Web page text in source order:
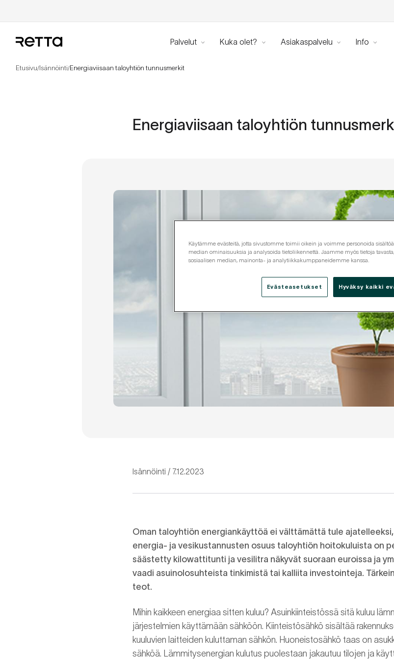
Palvelut Kuka olet? Asiakaspalvelu Info
Etusivu/Isännöinti/Energiaviisaan taloyhtiön tunnusmerkit
Energiaviisaan taloyhtiön
Isännöinti 7.12.2023
Oman taloyhtiön energiankäyttöä ei välttämättä tule
energia- ja vesikustannusten osuus taloyhtiön hoitokuluista on
säästetty kilowattitunti ja vesilitra näkyvät suoraan euroissa ja
vaadi asuinolosuhteista tinkimistä tai kalliita investointeja.
teot.
Mihin kaikkeen energiaa sitten kuluu? Asuinkiinteistössä sitä kuluu
järjestelmien käyttämään sähköön. Kiinteistösähkö sisältää
kuuluvien laitteiden kuluttaman sähkön. Huoneistosähkö taas on
sähköä. Lämmitysenergian kulutus puolestaan jakautuu tilojen ja
Käytämme evästeitä, jotta sivustomme toimii oikein ja voimme personoida
median ominaisuuksia ja analysoida tietoliikennettä. Jaamme myös tietoja
sosiaalisen median, mainonta- ja analytiikkakumppaneidemme kanssa.
Evästeasetukset Hyväksy kaikki